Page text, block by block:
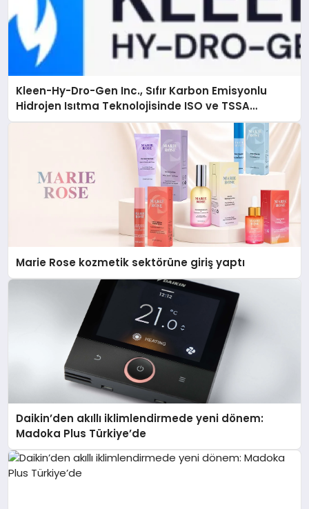
Kleen-Hy-Dro-Gen Inc., Sıfır Karbon Emisyonlu
Hidrojen Isıtma Teknolojisinde ISO ve TSSA
Düzenleyici Onaylarını Aldı
Marie Rose kozmetik sektörüne giriş yaptı
Daikin’den akıllı iklimlendirmede yeni dönem:
Madoka Plus Türkiye’de